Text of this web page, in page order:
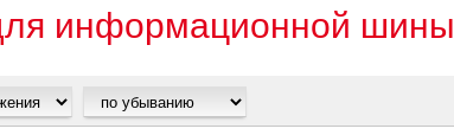
информационной шины